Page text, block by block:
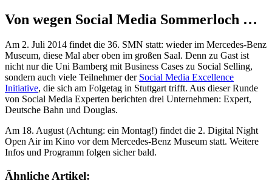
Von wegen Social Media Sommerloch …
Am 2. Juli 2014 findet die 36. SMN statt: wieder im Mercedes-Benz
Museum, diese Mal aber oben im großen Saal. Denn zu Gast ist
nicht nur die Uni Bamberg mit Business Cases zu Social Selling,
sondern auch viele Teilnehmer der Social Media Excellence
Initiative, die sich am Folgetag in Stuttgart trifft. Aus dieser Runde
von Social Media Experten berichten drei Unternehmen: Expert,
Deutsche Bahn und Douglas.
Am 18. August (Achtung: ein Montag!) findet die 2. Digital Night
Open Air im Kino vor dem Mercedes-Benz Museum statt. Weitere
Infos und Programm folgen sicher bald.
Ähnliche Artikel: